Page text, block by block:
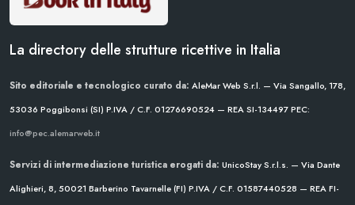
La directory delle strutture ricettive in Italia
Sito editoriale e tecnologico curato da: AleMar Web S.r.l. — Via Sangallo, 178,
53036 Poggibonsi (SI) P.IVA / C.F. 01276690524 — REA SI-134497PEC:
info@pec.alemarweb.it
Servizi di intermediazione turistica erogati da: UnicoStay S.r.l.s. — Via Dante
Alighieri, 8, 50021 Barberino Tavarnelle (FI) P.IVA / C.F. 01587440528 — REA FI-